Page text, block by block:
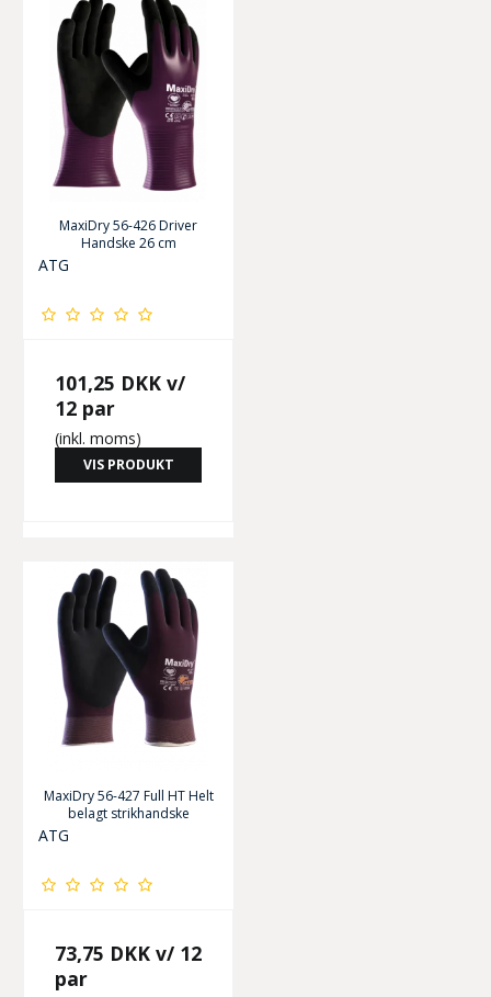
MaxiDry 56-426 Driver
Handske 26 cm
ATG
101,25 DKK v/
12 par
(inkl. moms)
VIS PRODUKT
MaxiDry 56-427 Full HT Helt
belagt strikhandske
ATG
73,75 DKK v/ 12
par